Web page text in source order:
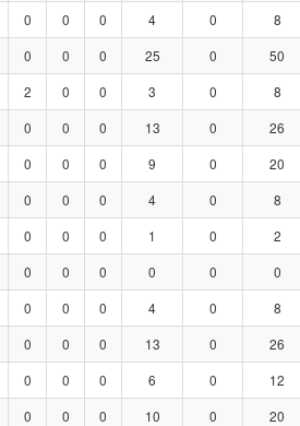
0 0 0 4 0 8
0 0 0 25 0 50
2 0 0 3 0 8
0 0 0 13 0 26
0 0 0 9 0 20
0 0 0 4 0 8
0 0 0 1 0 2
0 0 0 0 0 0
0 0 0 4 0 8
0 0 0 13 0 26
0 0 0 6 0 12
0 0 0 10 0 20